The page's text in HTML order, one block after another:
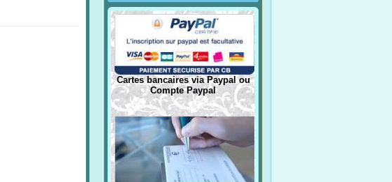
Cartes bancaires via Paypal ou
Compte Paypal